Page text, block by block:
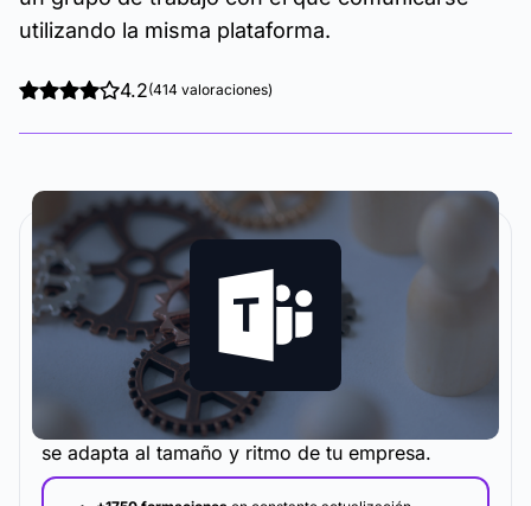
utilizando la misma plataforma.
4.2(414 valoraciones)
La metodología y plataforma de formación que
se adapta al tamaño y ritmo de tu empresa.